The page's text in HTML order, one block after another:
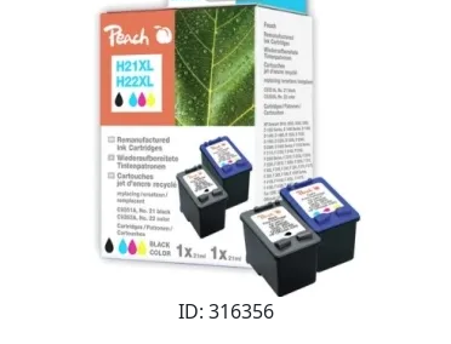
ID: 316356